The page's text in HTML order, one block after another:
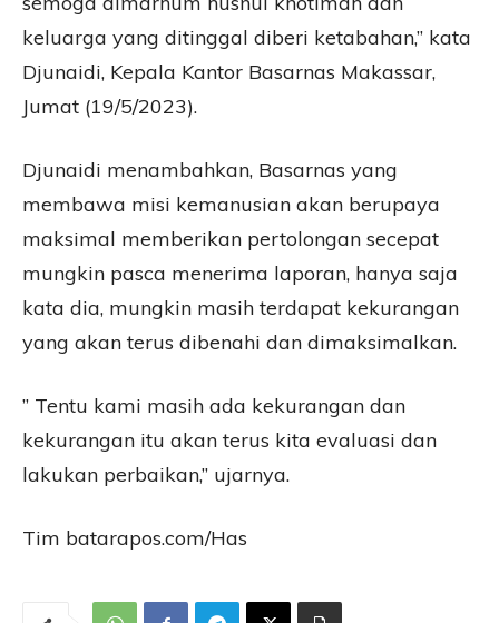
keluarga yang ditinggal diberi ketabahan,” kata
Djunaidi, Kepala Kantor Basarnas Makassar,
Jumat (19/5/2023).
Djunaidi menambahkan, Basarnas yang
membawa misi kemanusian akan berupaya
maksimal memberikan pertolongan secepat
mungkin pasca menerima laporan, hanya saja
kata dia, mungkin masih terdapat kekurangan
yang akan terus dibenahi dan dimaksimalkan.
” Tentu kami masih ada kekurangan dan
kekurangan itu akan terus kita evaluasi dan
lakukan perbaikan,” ujarnya.
Tim batarapos.com/Has